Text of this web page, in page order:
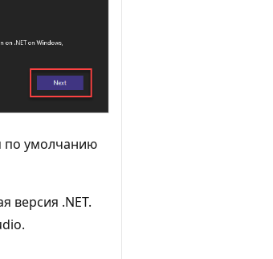
по умолчанию
версия .NET.